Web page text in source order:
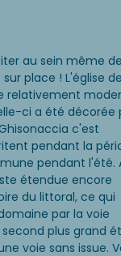
au sein même
place ! L'église de
relativement
ci a été décorée
c'est
pendant la
pendant l'été.
étendue encore
du littoral, ce qui
par la voie
plus grand
voie sans issue.